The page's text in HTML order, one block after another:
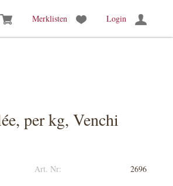
Merklisten Login
per kg, Venchi
Art. Nr: 2696